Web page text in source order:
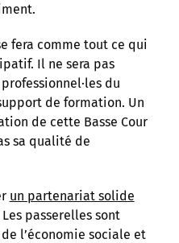
fera comme tout ce qui
Il ne sera pas
du
de formation. Un
de cette Basse Cour
sa qualité de
un partenariat solide
passerelles sont
l’économie sociale et